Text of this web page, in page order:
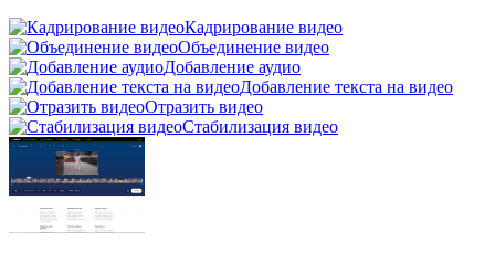
Кадрирование видео
Объединение видео
Добавление аудио
Добавление текста на видео
Отразить видео
Стабилизация видео